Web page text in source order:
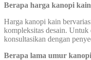
Berapa harga kanopi
Harga kanopi kain
kompleksitas desain. Untuk
konsultasikan dengan
Berapa lama umur